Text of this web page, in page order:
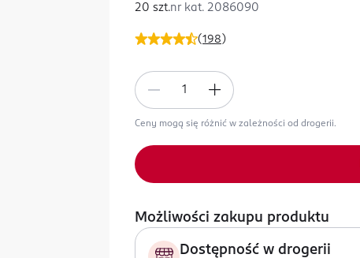
(198 )
20 szt.nr kat. 2086090
Ceny mogą się różnić w zależności od drogerii.
Możliwości zakupu produktu
Dostępność w drogerii